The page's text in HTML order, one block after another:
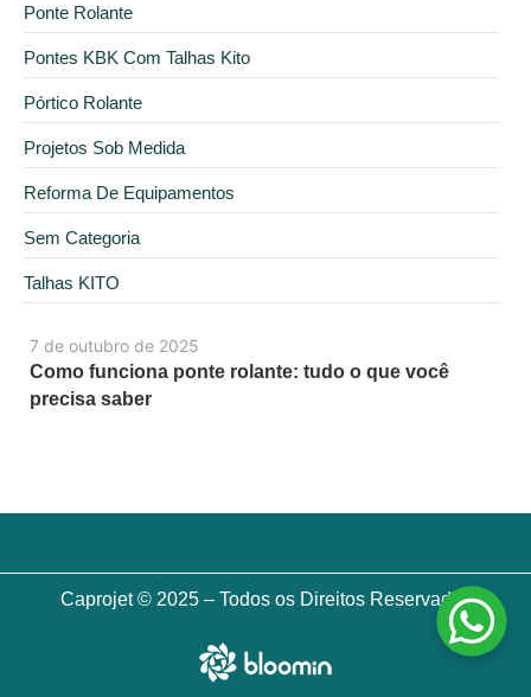
7 de outubro de 2025
Como funciona ponte rolante: tudo o que você
precisa saber
Ponte Rolante
Pontes KBK Com Talhas Kito
Pórtico Rolante
Projetos Sob Medida
Reforma De Equipamentos
Sem Categoria
Talhas KITO
Caprojet © 2025 – Todos os Direitos Reservados